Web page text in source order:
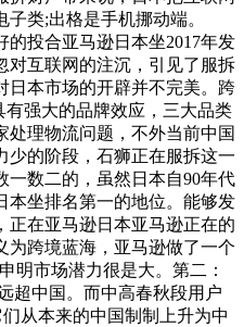
类;出格是手机挪动端。
的投合亚马逊日本坐2017年发
互联网的注沉，引见了服拆
日本市场的开辟并不完美。跨
有强大的品牌效应，三大品类
处理物流问题，不外当前中国
少的阶段，石狮正在服拆这一
一数二的，虽然日本自90年代
本坐排名第一的地位。能够发
正在亚马逊日本亚马逊正在的
为跨境蓝海，亚马逊做了一个
明市场潜力很是大。第二：
超中国。而中高春秋段用户
从本来的中国制制上升为中